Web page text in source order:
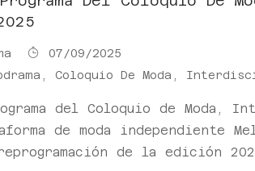
07/09/2025
, Coloquio De Moda,
del Coloquio de
de moda independiente
de la edición